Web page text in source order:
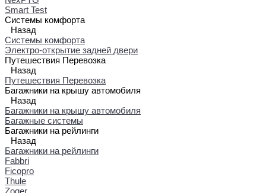
Smart Test
Системы комфорта
Назад
Системы комфорта
Электро-открытие задней двери
Путешествия Перевозка
Назад
Путешествия Перевозка
Багажники на крышу автомобиля
Назад
Багажники на крышу автомобиля
Багажные системы
Багажники на рейлинги
Назад
Багажники на рейлинги
Fabbri
Ficopro
Thule
Zoger